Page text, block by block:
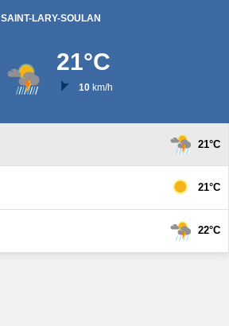
SAINT-LARY-SOULAN
21°C
10km/h
21°C
21°C
22°C